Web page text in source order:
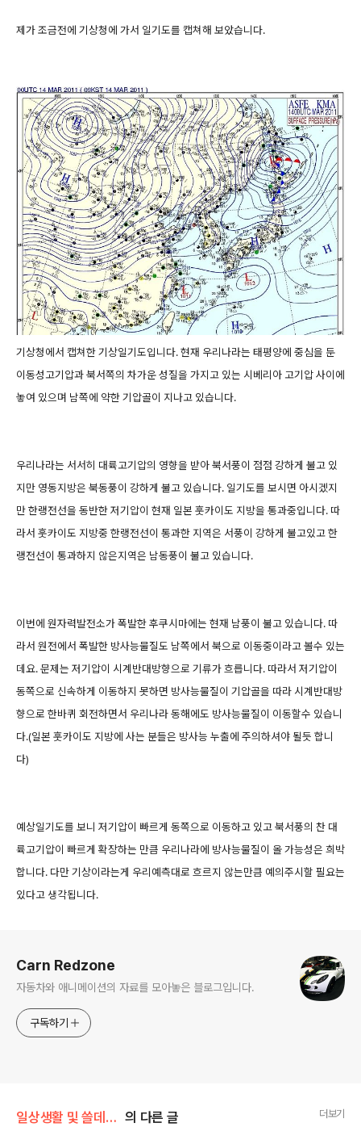
제가 조금전에 기상청에 가서 일기도를 캡쳐해 보았습니다.
기상청에서 캡쳐한 기상일기도입니다. 현재 우리나라는 태평양에 중심을 둔
이동성고기압과 북서쪽의 차가운 성질을 가지고 있는 시베리아 고기압 사이에
놓여 있으며 남쪽에 약한 기압골이 지나고 있습니다.
우리나라는 서서히 대륙고기압의 영향을 받아 북서풍이 점점 강하게 불고 있
지만 영동지방은 북동풍이 강하게 불고 있습니다. 일기도를 보시면 아시겠지
만 한랭전선을 동반한 저기압이 현재 일본 훗카이도 지방을 통과중입니다. 따
라서 훗카이도 지방중 한랭전선이 통과한 지역은 서풍이 강하게 불고있고 한
랭전선이 통과하지 않은지역은 남동풍이 불고 있습니다.
이번에 원자력발전소가 폭발한 후쿠시마에는 현재 남풍이 불고 있습니다. 따
라서 원전에서 폭발한 방사능물질도 남쪽에서 북으로 이동중이라고 볼수 있는
데요. 문제는 저기압이 시계반대방향으로 기류가 흐릅니다. 따라서 저기압이
동쪽으로 신속하게 이동하지 못하면 방사능물질이 기압골을 따라 시계반대방
향으로 한바퀴 회전하면서 우리나라 동해에도 방사능물질이 이동할수 있습니
다.(일본 훗카이도 지방에 사는 분들은 방사능 누출에 주의하셔야 될듯 합니
다)
예상일기도를 보니 저기압이 빠르게 동쪽으로 이동하고 있고 북서풍의 찬 대
륙고기압이 빠르게 확장하는 만큼 우리나라에 방사능물질이 올 가능성은 희박
합니다. 다만 기상이라는게 우리예측대로 흐르지 않는만큼 예의주시할 필요는
있다고 생각됩니다.
Carn Redzone
자동차와 애니메이션의 자료를 모아놓은 블로그입니다.
구독하기
일상생활 및 쓸데없는 잡담 의 다른 글 더보기